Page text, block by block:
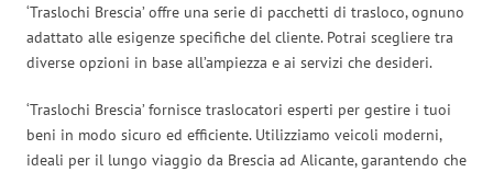
‘Traslochi Brescia’ offre una serie di pacchetti di trasloco, ognuno
adattato alle esigenze specifiche del cliente. Potrai scegliere tra
diverse opzioni in base all’ampiezza e ai servizi che desideri.
‘Traslochi Brescia’ fornisce traslocatori esperti per gestire i tuoi
beni in modo sicuro ed efficiente. Utilizziamo veicoli moderni,
ideali per il lungo viaggio da Brescia ad Alicante, garantendo che